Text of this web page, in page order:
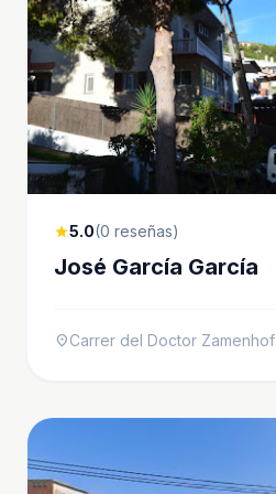
star5.0(0 reseñas)
José García García
location_onCarrer del Doctor Zamenhof